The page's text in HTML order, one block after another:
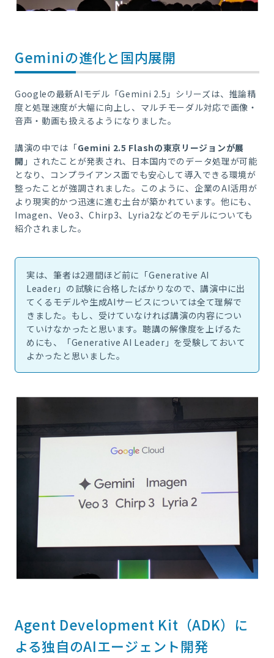
Geminiの進化と国内展開
Googleの最新AIモデル「Gemini 2.5」シリーズは、推論精
度と処理速度が大幅に向上し、マルチモーダル対応で画像・
音声・動画も扱えるようになりました。
講演の中では「Gemini 2.5 Flashの東京リージョンが展
開 」されたことが発表され、日本国内でのデータ処理が可能
となり、コンプライアンス面でも安心して導入できる環境が
整ったことが強調されました。このように、企業のAI活用が
より現実的かつ迅速に進む土台が築かれています。他にも、
Imagen、Veo3、Chirp3、Lyria2などのモデルについても
紹介されました。
実は、筆者は2週間ほど前に「Generative AI
Leader」の試験に合格したばかりなので、講演中に出
てくるモデルや生成AIサービスについては全て理解で
きました。もし、受けていなければ講演の内容につい
ていけなかったと思います。聴講の解像度を上げるた
めにも、「Generative AI Leader」を受験しておいて
よかったと思いました。
Agent Development Kit（ADK）に
よる独自のAIエージェント開発